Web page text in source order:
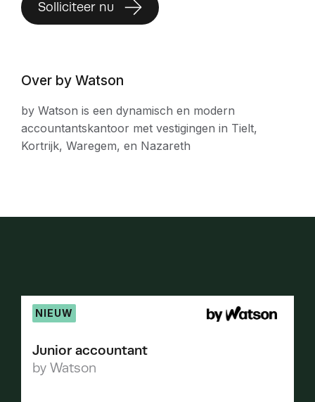
Solliciteer nu
Over by Watson
by Watson is een dynamisch en modern
accountantskantoor met vestigingen in Tielt,
Kortrijk, Waregem, en Nazareth
NIEUW
Junior accountant
by Watson